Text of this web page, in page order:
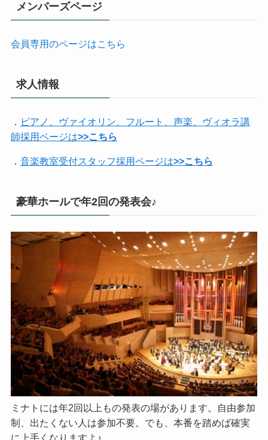
メンバーズページ
会員専用のページはこちら
求人情報
． ピアノ、ヴァイオリン、フルート、声楽、ヴィオラ講
師採用ページは>>こちら
． 音楽教室受付スタッフ採用ページは>>こちら
豪華ホールで年2回の発表会♪
ミナトには年2回以上もの発表の場があります。自由参加
制、出たくない人は参加不要。でも、本番を踏めば確実
に上手くなりますよ♪